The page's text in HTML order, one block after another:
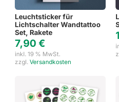
Leuchtsticker für
Lichtschalter Wandtattoo
Set, Rakete
7,90 €
inkl. 19 % MwSt.
zzgl. Versandkosten